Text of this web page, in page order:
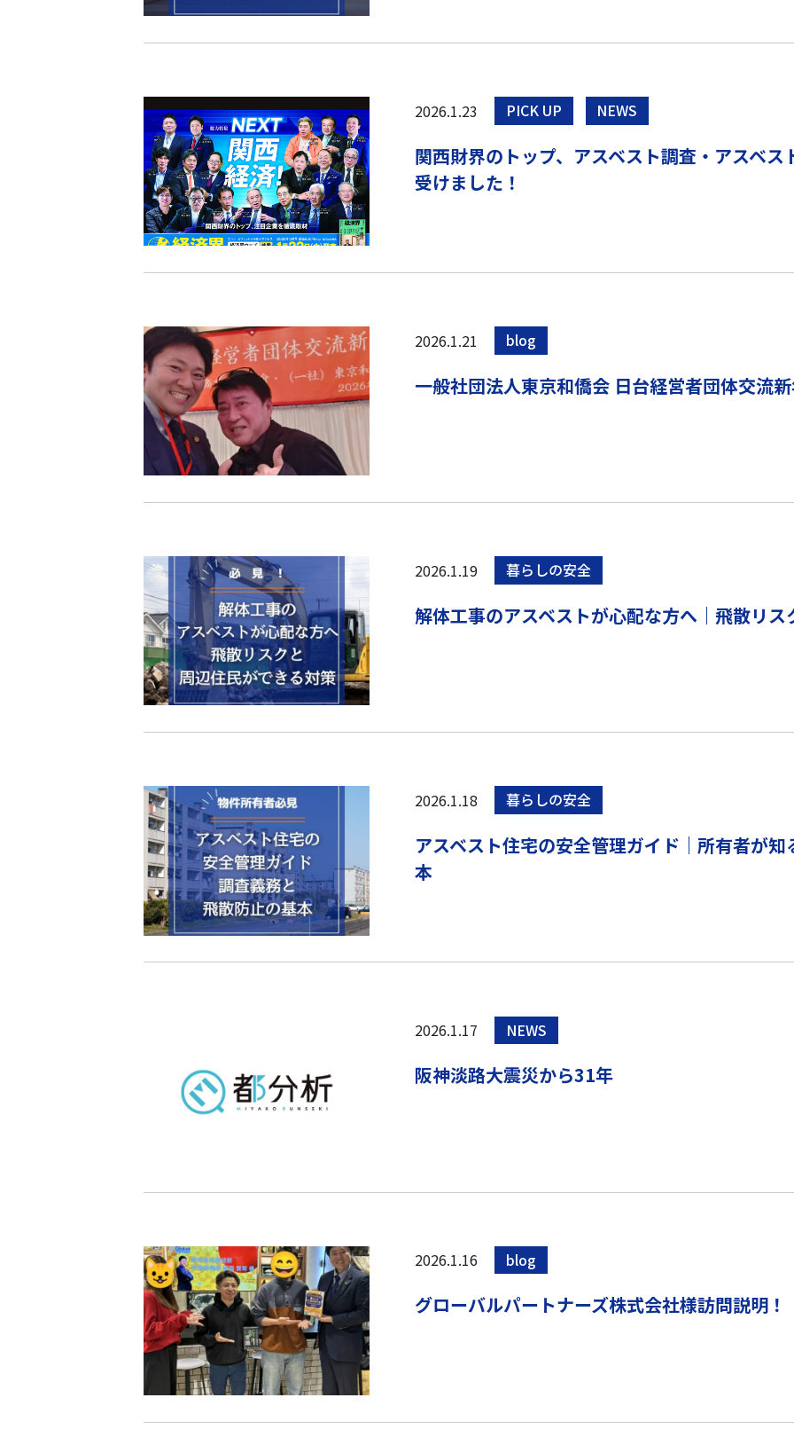
2026.1.23 PICK UP NEWS
関西財界のトップ、アスベスト調査・アスベ
受けました！
2026.1.21 blog
一般社団法人東京和僑会 日台経営者団体交流新
2026.1.19 暮らしの安全
解体工事のアスベストが心配な方へ｜飛散リ
2026.1.18 暮らしの安全
アスベスト住宅の安全管理ガイド｜所有者が
本
2026.1.17 NEWS
阪神淡路大震災から31年
2026.1.16 blog
グローバルパートナーズ株式会社様訪問説明！